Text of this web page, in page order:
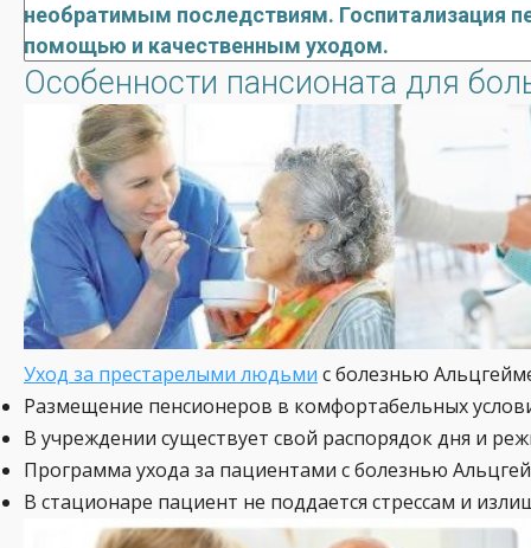
необратимым последствиям. Госпитализация
помощью и качественным уходом.
Особенности пансионата для
Уход за престарелыми людьми с болезнью
Размещение пенсионеров в комфортабельных
В учреждении существует свой распорядок дня и
Программа ухода за пациентами с болезнью
В стационаре пациент не поддается стрессам и